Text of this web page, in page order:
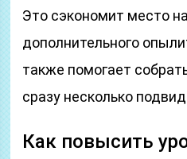
Это сэкономит место
дополнительного
также помогает
сразу несколько
Как повысить